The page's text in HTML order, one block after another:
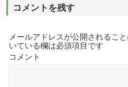
コメントを残す
メールアドレスが公開されること
いている欄は必須項目です
コメント